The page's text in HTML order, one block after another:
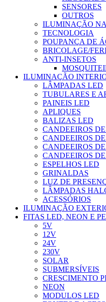
SENSORES
OUTROS
ILUMINAÇÃO
TECNOLOGIA
POUPANÇA DE
BRICOLAGE/
ANTI-INSETOS
ILUMINAÇÃO
LÂMPADAS LED
TUBULARES E
PAINEIS LED
APLIQUES
BALIZAS LED
CANDEEIROS
CANDEEIROS DE
CANDEEIROS
CANDEEIROS
ESPELHOS LED
GRINALDAS
LUZ DE
LÂMPADAS
ACESSÓRIOS
ILUMINAÇÃO
FITAS LED, NEON E
5V
12V
24V
230V
SOLAR
SUBMERSÍVEIS
CRESCIMENTO
NEON
MODULOS LED